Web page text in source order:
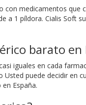
medicamentos que
a 1 píldora. Cialis Soft
barato en
iguales en cada
puede decidir en
España.